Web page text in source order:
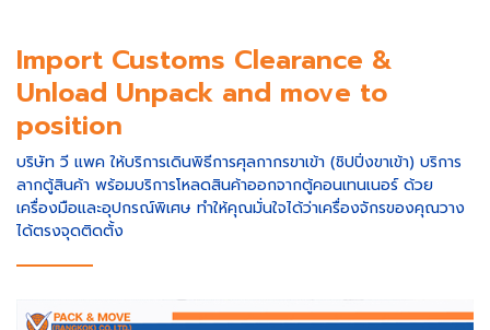
Import Customs Clearance &
Unload Unpack and move to
position
บริษัท วี แพค ให้บริการเดินพิธีการศุลกากรขาเข้า (ชิปปิ่งขาเข้า) บริการ
ลากตู้สินค้า พร้อมบริการโหลดสินค้าออกจากตู้คอนเทนเนอร์ ด้วย
เครื่องมือและอุปกรณ์พิเศษ ทำให้คุณมั่นใจได้ว่าเครื่องจักรของคุณวาง
ได้ตรงจุดติดตั้ง